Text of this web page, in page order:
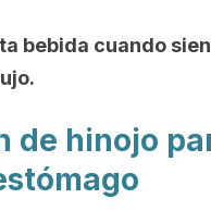
bebida cuando
de hinojo